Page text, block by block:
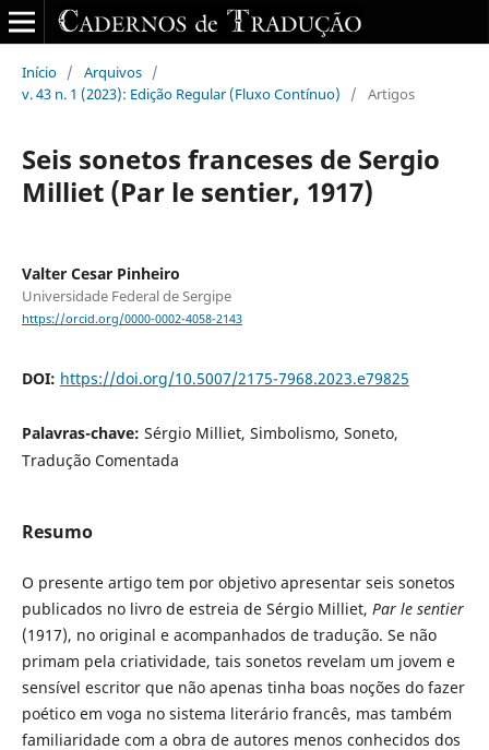
Início / Arquivos /
v. 43 n. 1 (2023): Edição Regular (Fluxo Contínuo)
/ Artigos
Seis sonetos franceses de Sergio
Milliet (Par le sentier, 1917)
Valter Cesar Pinheiro
Universidade Federal de Sergipe
https://orcid.org/0000-0002-4058-2143
DOI: https://doi.org/10.5007/2175-7968.2023.e79825
Palavras-chave: Sérgio Milliet, Simbolismo, Soneto,
Tradução Comentada
Resumo
O presente artigo tem por objetivo apresentar seis sonetos
publicados no livro de estreia de Sérgio Milliet, Par le sentier
(1917), no original e acompanhados de tradução. Se não
primam pela criatividade, tais sonetos revelam um jovem e
sensível escritor que não apenas tinha boas noções do fazer
poético em voga no sistema literário francês, mas também
familiaridade com a obra de autores menos conhecidos dos